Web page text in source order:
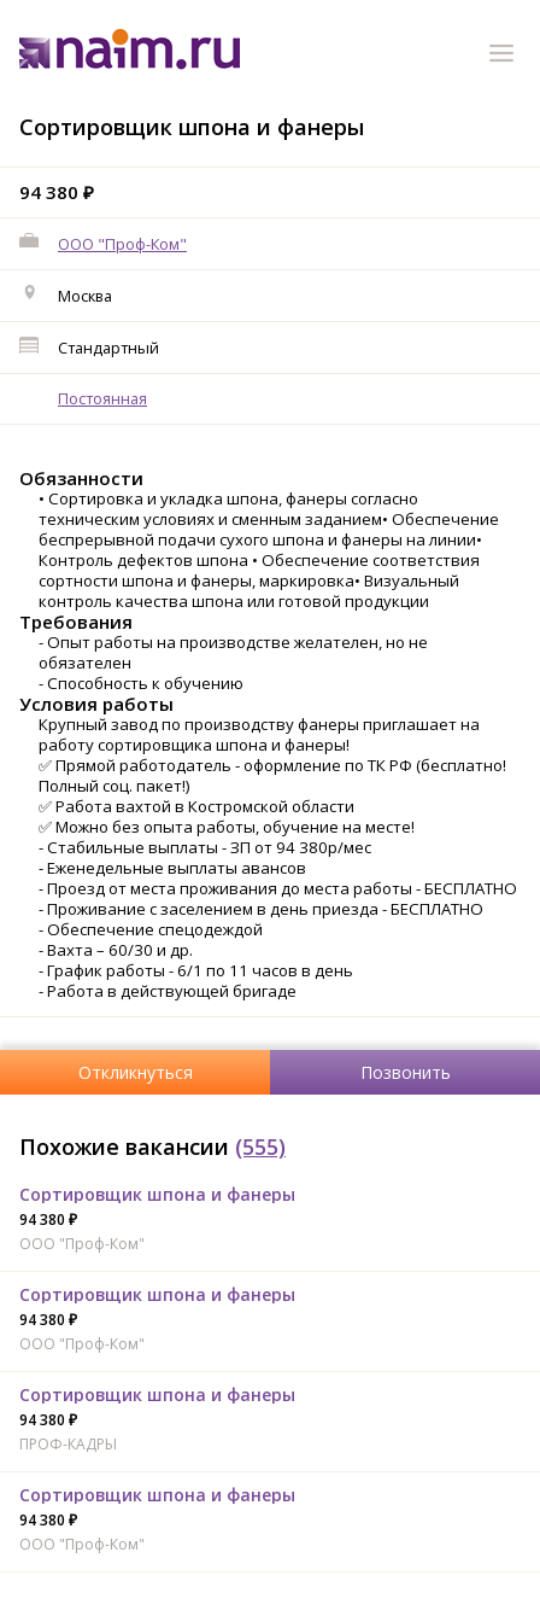
Сортировщик шпона и фанеры
94 380 ₽
ООО "Проф-Ком"
Москва
Стандартный
Постоянная
Обязанности
• Сортировка и укладка шпона, фанеры согласно
техническим условиях и сменным заданием• Обеспечение
беспрерывной подачи сухого шпона и фанеры на линии•
Контроль дефектов шпона • Обеспечение соответствия
сортности шпона и фанеры, маркировка• Визуальный
контроль качества шпона или готовой продукции
Требования
- Опыт работы на производстве желателен, но не
обязателен
- Способность к обучению
Условия работы
Крупный завод по производству фанеры приглашает на
работу сортировщика шпона и фанеры!
✅ Прямой работодатель - оформление по ТК РФ (бесплатно!
Полный соц. пакет!)
✅ Работа вахтой в Костромской области
✅ Можно без опыта работы, обучение на месте!
- Стабильные выплаты - ЗП от 94 380р/мес
- Еженедельные выплаты авансов
- Проезд от места проживания до места работы - БЕСПЛАТНО
- Проживание с заселением в день приезда - БЕСПЛАТНО
- Обеспечение спецодеждой
- Вахта – 60/30 и др.
- График работы - 6/1 по 11 часов в день
- Работа в действующей бригаде
Откликнуться Позвонить
Похожие вакансии (555)
Сортировщик шпона и фанеры
94 380 ₽
ООО "Проф-Ком"
Сортировщик шпона и фанеры
94 380 ₽
ООО "Проф-Ком"
Сортировщик шпона и фанеры
94 380 ₽
ПРОФ-КАДРЫ
Сортировщик шпона и фанеры
94 380 ₽
ООО "Проф-Ком"